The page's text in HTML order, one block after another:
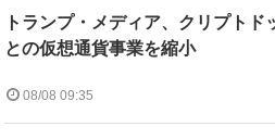
トランプ・メディア、クリプトド
との仮想通貨事業を縮小
08/08 09:35